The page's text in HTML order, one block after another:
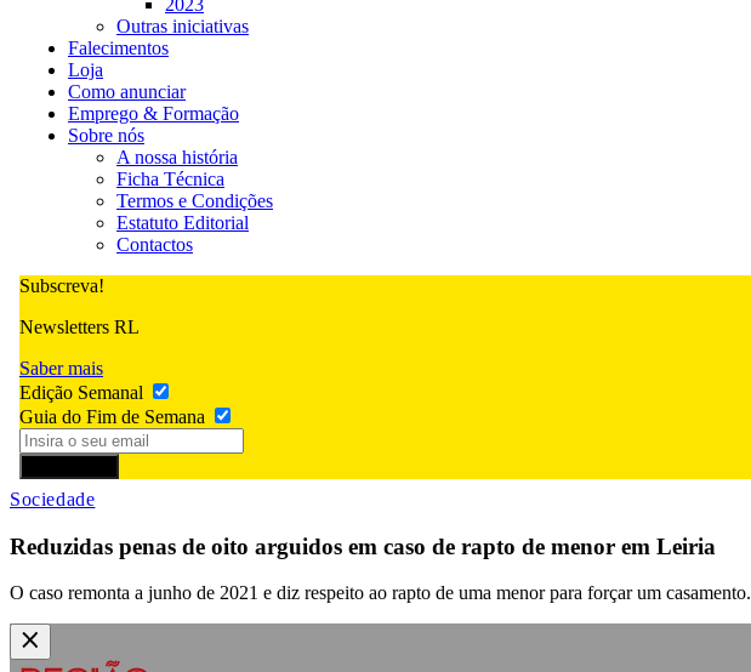
Outras iniciativas
Falecimentos
Loja
Como anunciar
Emprego & Formação
Sobre nós
A nossa história
Ficha Técnica
Termos e Condições
Estatuto Editorial
Contactos
Subscreva!
Newsletters RL
Saber mais
Edição Semanal
Guia do Fim de Semana
Sociedade
Reduzidas penas de oito arguidos em caso de rapto de menor em Leiria
O caso remonta a junho de 2021 e diz respeito ao rapto de uma menor para forçar um casamento.